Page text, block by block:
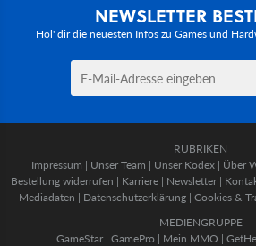
NEWSLETTER
Hol' dir die neuesten Infos zu Games und
RUBRIKEN
Impressum | Unser Team | Unser Kodex | Über
Bestellung widerrufen | Karriere | Newsletter |
Mediadaten | Datenschutzerklärung | Cookies &
MEDIENGRUPPE
GameStar| GamePro | Mein MMO |